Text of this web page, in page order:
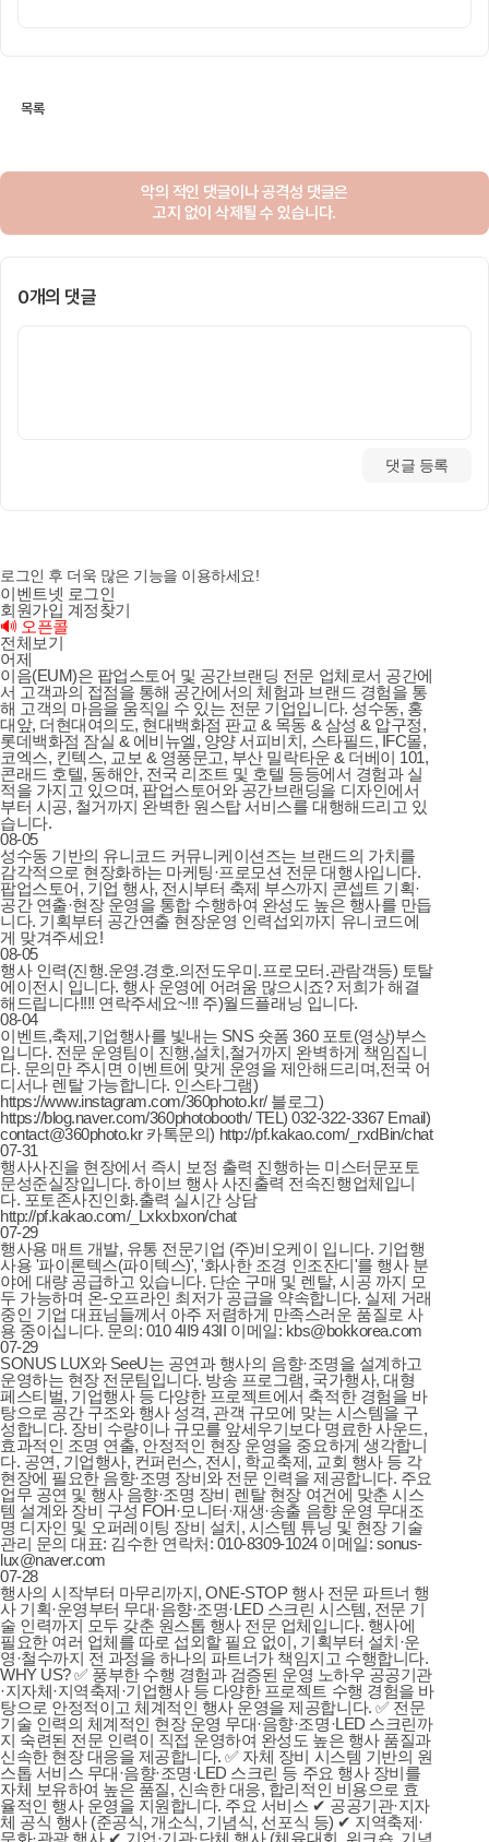
목록
악의 적인 댓글이나 공격성 댓글은
고지 없이 삭제될 수 있습니다.
0개의 댓글
댓글 등록
로그인 후 더욱 많은 기능을 이용하세요!
이벤트넷 로그인
회원가입 계정찾기
🔊 오픈콜
전체보기
어제
이음(EUM)은 팝업스토어 및 공간브랜딩 전문 업체로서 공간에
서 고객과의 접점을 통해 공간에서의 체험과 브랜드 경험을 통
해 고객의 마음을 움직일 수 있는 전문 기업입니다. 성수동, 홍
대앞, 더현대여의도, 현대백화점 판교 & 목동 & 삼성 & 압구정,
롯데백화점 잠실 & 에비뉴엘, 양양 서피비치, 스타필드, IFC몰,
코엑스, 킨텍스, 교보 & 영풍문고, 부산 밀락타운 & 더베이 101,
콘래드 호텔, 동해안, 전국 리조트 및 호텔 등등에서 경험과 실
적을 가지고 있으며, 팝업스토어와 공간브랜딩을 디자인에서
부터 시공, 철거까지 완벽한 원스탑 서비스를 대행해드리고 있
습니다.
08-05
성수동 기반의 유니코드 커뮤니케이션즈는 브랜드의 가치를
감각적으로 현장화하는 마케팅·프로모션 전문 대행사입니다.
팝업스토어, 기업 행사, 전시부터 축제 부스까지 콘셉트 기획·
공간 연출·현장 운영을 통합 수행하여 완성도 높은 행사를 만듭
니다. 기획부터 공간연출 현장운영 인력섭외까지 유니코드에
게 맞겨주세요!
08-05
행사 인력(진행.운영.경호.의전도우미.프로모터.관람객등) 토탈
에이전시 입니다. 행사 운영에 어려움 많으시죠? 저희가 해결
해드립니다!!!! 연락주세요~!!! 주)월드플래닝 입니다.
08-04
이벤트,축제,기업행사를 빛내는 SNS 숏폼 360 포토(영상)부스
입니다. 전문 운영팀이 진행,설치,철거까지 완벽하게 책임집니
다. 문의만 주시면 이벤트에 맞게 운영을 제안해드리며,전국 어
디서나 렌탈 가능합니다. 인스타그램)
https://www.instagram.com/360photo.kr/ 블로그)
https://blog.naver.com/360photobooth/ TEL) 032-322-3367 Email)
contact@360photo.kr 카톡문의) http://pf.kakao.com/_rxdBin/chat
07-31
행사사진을 현장에서 즉시 보정 출력 진행하는 미스터문포토
문성준실장입니다. 하이브 행사 사진출력 전속진행업체입니
다. 포토존사진인화.출력 실시간 상담
http://pf.kakao.com/_Lxkxbxon/chat
07-29
행사용 매트 개발, 유통 전문기업 (주)비오케이 입니다. 기업행
사용 '파이론텍스(파이텍스)', '화사한 조경 인조잔디'를 행사 분
야에 대량 공급하고 있습니다. 단순 구매 및 렌탈, 시공 까지 모
두 가능하며 온-오프라인 최저가 공급을 약속합니다. 실제 거래
중인 기업 대표님들께서 아주 저렴하게 만족스러운 품질로 사
용 중이십니다. 문의: 010 4II9 43II 이메일: kbs@bokkorea.com
07-29
SONUS LUX와 SeeU는 공연과 행사의 음향·조명을 설계하고
운영하는 현장 전문팀입니다. 방송 프로그램, 국가행사, 대형
페스티벌, 기업행사 등 다양한 프로젝트에서 축적한 경험을 바
탕으로 공간 구조와 행사 성격, 관객 규모에 맞는 시스템을 구
성합니다. 장비 수량이나 규모를 앞세우기보다 명료한 사운드,
효과적인 조명 연출, 안정적인 현장 운영을 중요하게 생각합니
다. 공연, 기업행사, 컨퍼런스, 전시, 학교축제, 교회 행사 등 각
현장에 필요한 음향·조명 장비와 전문 인력을 제공합니다. 주요
업무 공연 및 행사 음향·조명 장비 렌탈 현장 여건에 맞춘 시스
템 설계와 장비 구성 FOH·모니터·재생·송출 음향 운영 무대조
명 디자인 및 오퍼레이팅 장비 설치, 시스템 튜닝 및 현장 기술
관리 문의 대표: 김수한 연락처: 010-8309-1024 이메일: sonus-
lux@naver.com
07-28
행사의 시작부터 마무리까지, ONE-STOP 행사 전문 파트너 행
사 기획·운영부터 무대·음향·조명·LED 스크린 시스템, 전문 기
술 인력까지 모두 갖춘 원스톱 행사 전문 업체입니다. 행사에
필요한 여러 업체를 따로 섭외할 필요 없이, 기획부터 설치·운
영·철수까지 전 과정을 하나의 파트너가 책임지고 수행합니다.
WHY US? ✅ 풍부한 수행 경험과 검증된 운영 노하우 공공기관
·지자체·지역축제·기업행사 등 다양한 프로젝트 수행 경험을 바
탕으로 안정적이고 체계적인 행사 운영을 제공합니다. ✅ 전문
기술 인력의 체계적인 현장 운영 무대·음향·조명·LED 스크린까
지 숙련된 전문 인력이 직접 운영하여 완성도 높은 행사 품질과
신속한 현장 대응을 제공합니다. ✅ 자체 장비 시스템 기반의 원
스톱 서비스 무대·음향·조명·LED 스크린 등 주요 행사 장비를
자체 보유하여 높은 품질, 신속한 대응, 합리적인 비용으로 효
율적인 행사 운영을 지원합니다. 주요 서비스 ✔ 공공기관·지자
체 공식 행사 (준공식, 개소식, 기념식, 선포식 등) ✔ 지역축제·